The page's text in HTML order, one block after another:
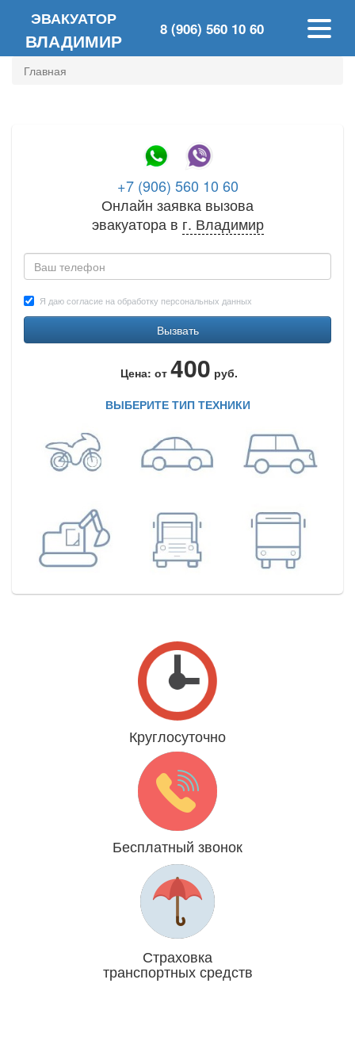
ЭВАКУАТОР
ВЛАДИМИР 8 (906) 560 10 60
Главная
+7 (906) 560 10 60
Онлайн заявка вызова
эвакуатора в г. Владимир
Я даю согласие на обработку персональных данных
Вызвать
Цена: от 400 руб.
ВЫБЕРИТЕ ТИП ТЕХНИКИ
Круглосуточно
Даже 31 декабря и 1 января
Бесплатный звонок
Мы платим за Вас
Страховка
транспортных средств